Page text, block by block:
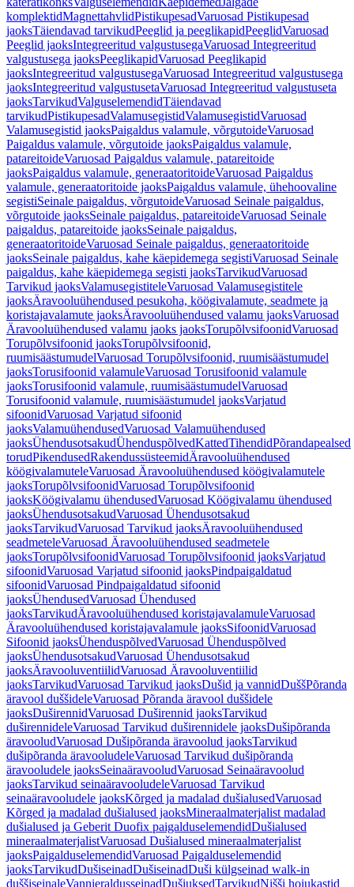
komplektidMagnettahvlidPistikupesadVaruosad Pistikupesad
jaoksTäiendavad tarvikudPeeglid ja peeglikapidPeeglidVaruosad
Peeglid jaoksIntegreeritud valgustusegaVaruosad Integreeritud
valgustusega jaoksPeeglikapidVaruosad Peeglikapid
jaoksIntegreeritud valgustusegaVaruosad Integreeritud valgustusega
jaoksIntegreeritud valgustusetaVaruosad Integreeritud valgustuseta
jaoksTarvikudValguselemendidTäiendavad
tarvikudPistikupesadValamusegistidValamusegistidVaruosad
Valamusegistid jaoksPaigaldus valamule, võrgutoideVaruosad
Paigaldus valamule, võrgutoide jaoksPaigaldus valamule,
patareitoideVaruosad Paigaldus valamule, patareitoide
jaoksPaigaldus valamule, generaatoritoideVaruosad Paigaldus
valamule, generaatoritoide jaoksPaigaldus valamule, ühehoovaline
segistiSeinale paigaldus, võrgutoideVaruosad Seinale paigaldus,
võrgutoide jaoksSeinale paigaldus, patareitoideVaruosad Seinale
paigaldus, patareitoide jaoksSeinale paigaldus,
generaatoritoideVaruosad Seinale paigaldus, generaatoritoide
jaoksSeinale paigaldus, kahe käepidemega segistiVaruosad Seinale
paigaldus, kahe käepidemega segisti jaoksTarvikudVaruosad
Tarvikud jaoksValamusegistiteleVaruosad Valamusegistitele
jaoksÄravooluühendused pesukoha, köögivalamute, seadmete ja
koristajavalamute jaoksÄravooluühendused valamu jaoksVaruosad
Äravooluühendused valamu jaoks jaoksTorupõlvsifoonidVaruosad
Torupõlvsifoonid jaoksTorupõlvsifoonid,
ruumisäästumudelVaruosad Torupõlvsifoonid, ruumisäästumudel
jaoksTorusifoonid valamuleVaruosad Torusifoonid valamule
jaoksTorusifoonid valamule, ruumisäästumudelVaruosad
Torusifoonid valamule, ruumisäästumudel jaoksVarjatud
sifoonidVaruosad Varjatud sifoonid
jaoksValamuühendusedVaruosad Valamuühendused
jaoksÜhendusotsakudÜhenduspõlvedKattedTihendidPõrandapealsed
torudPikendusedRakendussüsteemidÄravooluühendused
köögivalamuteleVaruosad Äravooluühendused köögivalamutele
jaoksTorupõlvsifoonidVaruosad Torupõlvsifoonid
jaoksKöögivalamu ühendusedVaruosad Köögivalamu ühendused
jaoksÜhendusotsakudVaruosad Ühendusotsakud
jaoksTarvikudVaruosad Tarvikud jaoksÄravooluühendused
seadmeteleVaruosad Äravooluühendused seadmetele
jaoksTorupõlvsifoonidVaruosad Torupõlvsifoonid jaoksVarjatud
sifoonidVaruosad Varjatud sifoonid jaoksPindpaigaldatud
sifoonidVaruosad Pindpaigaldatud sifoonid
jaoksÜhendusedVaruosad Ühendused
jaoksTarvikudÄravooluühendused koristajavalamuleVaruosad
Äravooluühendused koristajavalamule jaoksSifoonidVaruosad
Sifoonid jaoksÜhenduspõlvedVaruosad Ühenduspõlved
jaoksÜhendusotsakudVaruosad Ühendusotsakud
jaoksÄravooluventiilidVaruosad Äravooluventiilid
jaoksTarvikudVaruosad Tarvikud jaoksDušid ja vannidDuššPõranda
äravool duššideleVaruosad Põranda äravool duššidele
jaoksDuširennidVaruosad Duširennid jaoksTarvikud
duširennideleVaruosad Tarvikud duširennidele jaoksDušipõranda
äravooludVaruosad Dušipõranda äravoolud jaoksTarvikud
dušipõranda äravooludeleVaruosad Tarvikud dušipõranda
äravooludele jaoksSeinaäravooludVaruosad Seinaäravoolud
jaoksTarvikud seinaäravooludeleVaruosad Tarvikud
seinaäravooludele jaoksKõrged ja madalad dušialusedVaruosad
Kõrged ja madalad dušialused jaoksMineraalmaterjalist madalad
dušialused ja Geberit Duofix paigalduselemendidDušialused
mineraalmaterjalistVaruosad Dušialused mineraalmaterjalist
jaoksPaigalduselemendidVaruosad Paigalduselemendid
jaoksTarvikudDušiseinadDušiseinadDuši külgseinad walk-in
duššiseinaleVannieraldusseinadDušiuksedTarvikudNišši hoiukastid